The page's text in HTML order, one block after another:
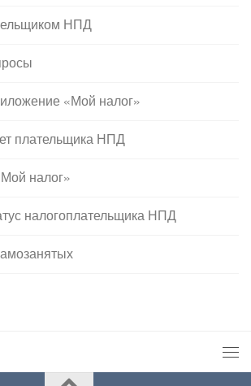
НПД
«Мой налог»
плательщика НПД
налог»
налогоплательщика НПД